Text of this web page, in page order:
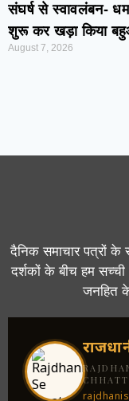
संघर्ष से स्वावलंबन-
शुरू कर खड़ा किया
August 7, 2026
दैनिक समाचार पत्रों के
दर्शकों के बीच हम
जनहित